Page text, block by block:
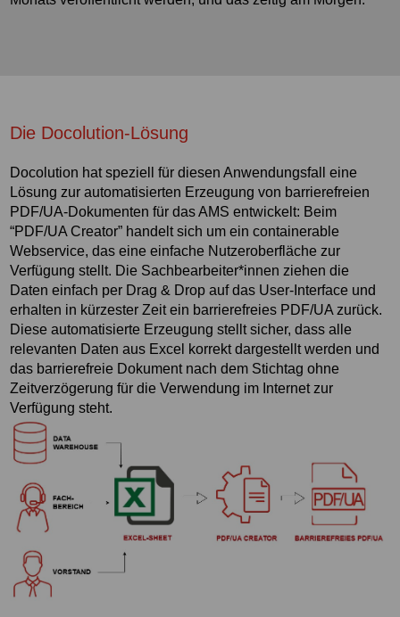
Die Docolution-Lösung
Docolution hat speziell für diesen Anwendungsfall eine
Lösung zur automatisierten Erzeugung von barrierefreien
PDF/UA-Dokumenten für das AMS entwickelt: Beim
“PDF/UA Creator” handelt sich um ein containerable
Webservice, das eine einfache Nutzeroberfläche zur
Verfügung stellt. Die Sachbearbeiter*innen ziehen die
Daten einfach per Drag & Drop auf das User-Interface und
erhalten in kürzester Zeit ein barrierefreies PDF/UA zurück.
Diese automatisierte Erzeugung stellt sicher, dass alle
relevanten Daten aus Excel korrekt dargestellt werden und
das barrierefreie Dokument nach dem Stichtag ohne
Zeitverzögerung für die Verwendung im Internet zur
Verfügung steht.